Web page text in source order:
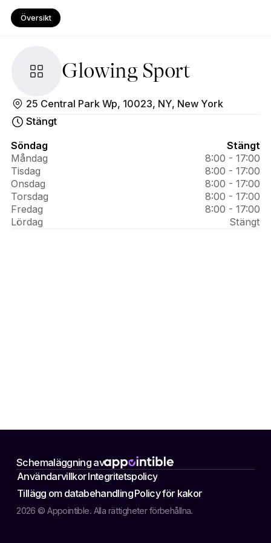
Översikt
Glowing Sport
Om
Glowing
Sport
25 Central Park Wp, 10023, NY, New York
Stängt
Söndag
Stängt
Måndag
8:00 - 17:00
Tisdag
8:00 - 17:00
Onsdag
8:00 - 17:00
Torsdag
8:00 - 17:00
Fredag
8:00 - 17:00
Lördag
Stängt
Schemaläggning av
2026 © Appointible. Alla rättigheter förbehållna.
AnvändarvillkorIntegritetspolicy
Tillägg om databehandlingPolicy för kakor